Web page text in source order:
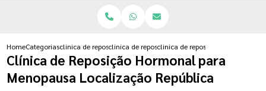
HomeCategoriasclinica de reposicao hormonalclinica de reposicao hormonal para menopausa
clinica de reposicao hormonal
Clínica de Reposição Hormonal para
Menopausa Localização República